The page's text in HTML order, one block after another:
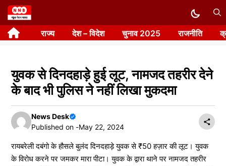
Skip
to
content राज्य देश – विदेश चुनाव 2025 राजनीति
युवक से दिनदहाड़े हुई लूट, नामजद तहरीर देने
के बाद भी पुलिस ने नहीं लिखा मुकदमा
News Desk
Published on -May 22, 2024
रायबरेली दबंगो के हौसले बुलंद दिनदहाड़े युवक से ₹50 हज़ार की लूट। युवक
के विरोध करने पर जमकर मारा पीटा। युवक के द्वारा थाने पर नामजद तहरीर